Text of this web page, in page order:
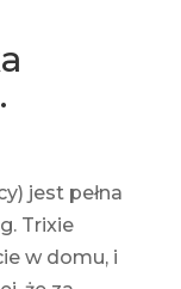
jest pełna
Trixie
w domu, i